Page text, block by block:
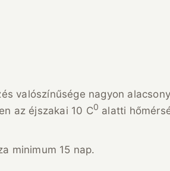
valószínűsége nagyon
az éjszakai 10 C0 alatti
minimum 15 nap.